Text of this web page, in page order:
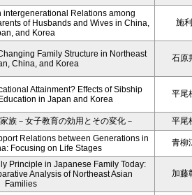
intergenerational Relations among
of Husbands and Wives in China,
and Korea
施
Family Structure in Northeast
China, and Korea
石原
Attainment? Effects of Sibship
in Japan and Korea
平尾
族－女子教育の効用とその変化－
平尾
Relations between Generations in
Focusing on Life Stages
青柳
Principle in Japanese Family Today:
Analysis of Northeast Asian
Families
加藤